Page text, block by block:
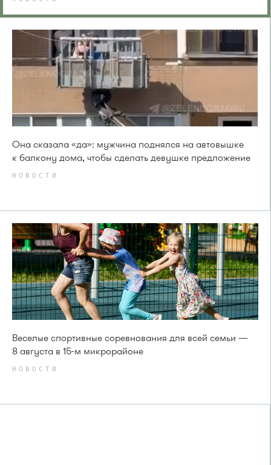
Она сказала «да»: мужчина поднялся на автовышке
к балкону дома, чтобы сделать девушке предложение
НОВОСТИ
Веселые спортивные соревнования для всей семьи —
8 августа в 15-м микрорайоне
НОВОСТИ